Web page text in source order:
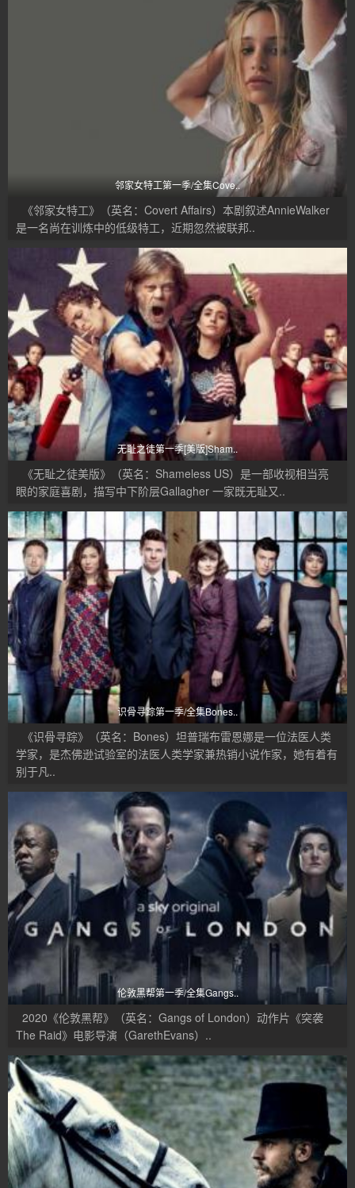
邻家女特工第一季/全集Cove..
《邻家女特工》（英名：Covert Affairs）本剧叙述AnnieWalker
是一名尚在训炼中的低级特工，近期忽然被联邦..
无耻之徒第一季[美版]Sham..
《无耻之徒美版》（英名：Shameless US）是一部收视相当亮
眼的家庭喜剧，描写中下阶层Gallagher 一家既无耻又..
识骨寻踪第一季/全集Bones..
《识骨寻踪》（英名：Bones）坦普瑞布雷恩娜是一位法医人类
学家，是杰佛逊试验室的法医人类学家兼热销小说作家，她有着有
别于凡..
伦敦黑帮第一季/全集Gangs..
2020《伦敦黑帮》（英名：Gangs of London）动作片《突袭
The Raid》电影导演（GarethEvans）..